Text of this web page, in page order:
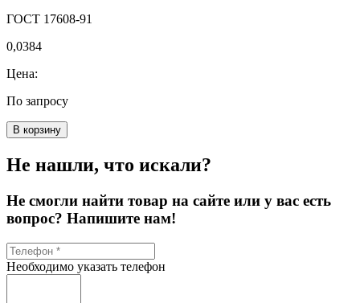
ГОСТ 17608-91
0,0384
Цена:
По запросу
В корзину
Не нашли, что искали?
Не смогли найти товар на сайте или у вас есть
вопрос? Напишите нам!
Необходимо указать телефон